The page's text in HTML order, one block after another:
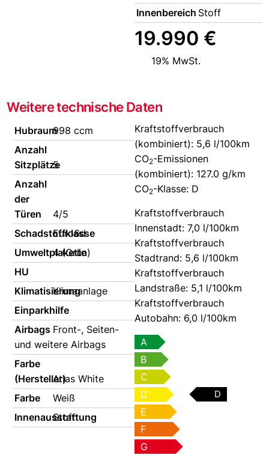
Innenbereich Stoff
19.990 €
19% MwSt.
Weitere technische Daten
Hubraum998 ccm
Anzahl
Sitzplätze
5
Anzahl
der
Türen
4/5
Schadstoffklasse
Euro6d
Umweltplakette
4 (Grün)
HU
Klimatisierung
Klimaanlage
Einparkhilfe
AirbagsFront-, Seiten-
und weitere Airbags
Farbe
(Hersteller)Atlas White
Farbe
Weiß
Innenausstattung
Stoff
Kraftstoffverbrauch
(kombiniert): 5,6 l/100km
CO2-Emissionen
(kombiniert): 127.0 g/km
CO2-Klasse: D
Kraftstoffverbrauch
Innenstadt: 7,0 l/100km
Kraftstoffverbrauch
Stadtrand: 5,6 l/100km
Kraftstoffverbrauch
Landstraße: 5,1 l/100km
Kraftstoffverbrauch
Autobahn: 6,0 l/100km
A
B
C
D
D
E
F
G